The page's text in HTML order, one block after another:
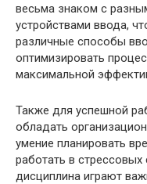
весьма знаком с
устройствами ввода,
различные способы
оптимизировать
максимальной
Также для успешной
обладать
умение планировать
работать в стрессовых
дисциплина играют